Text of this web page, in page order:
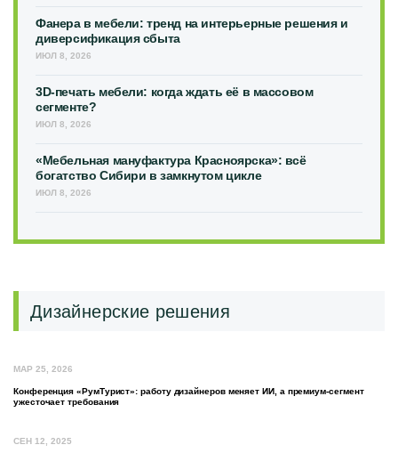
Фанера в мебели: тренд на интерьерные решения и
диверсификация сбыта
ИЮЛ 8, 2026
3D-печать мебели: когда ждать её в массовом
сегменте?
ИЮЛ 8, 2026
«Мебельная мануфактура Красноярска»: всё
богатство Сибири в замкнутом цикле
ИЮЛ 8, 2026
Дизайнерские решения
МАР 25, 2026
Конференция «РумТурист»: работу дизайнеров меняет ИИ, а премиум-сегмент
ужесточает требования
СЕН 12, 2025